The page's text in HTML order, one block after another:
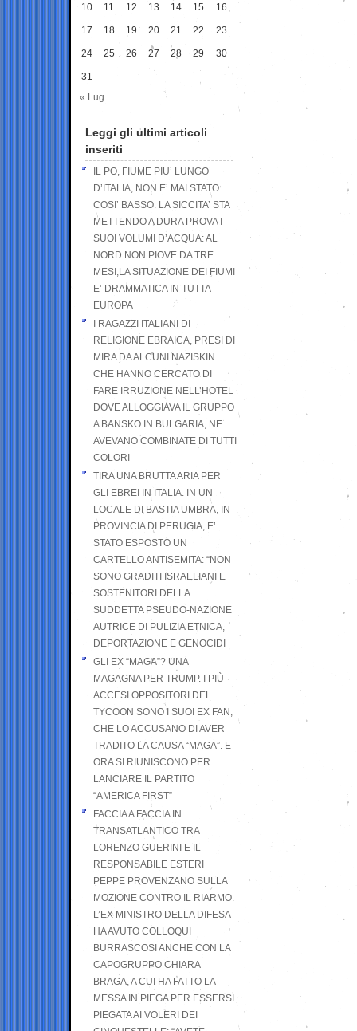
10 11 12 13 14 15 16
17 18 19 20 21 22 23
24 25 26 27 28 29 30
31
« Lug
Leggi gli ultimi articoli
inseriti
IL PO, FIUME PIU’ LUNGO
D’ITALIA, NON E’ MAI STATO
COSI’ BASSO. LA SICCITA’ STA
METTENDO A DURA PROVA I
SUOI VOLUMI D’ACQUA: AL
NORD NON PIOVE DA TRE
MESI,LA SITUAZIONE DEI FIUMI
E’ DRAMMATICA IN TUTTA
EUROPA
I RAGAZZI ITALIANI DI
RELIGIONE EBRAICA, PRESI DI
MIRA DA ALCUNI NAZISKIN
CHE HANNO CERCATO DI
FARE IRRUZIONE NELL’HOTEL
DOVE ALLOGGIAVA IL GRUPPO
A BANSKO IN BULGARIA, NE
AVEVANO COMBINATE DI TUTTI
COLORI
TIRA UNA BRUTTA ARIA PER
GLI EBREI IN ITALIA. IN UN
LOCALE DI BASTIA UMBRA, IN
PROVINCIA DI PERUGIA, E’
STATO ESPOSTO UN
CARTELLO ANTISEMITA: “NON
SONO GRADITI ISRAELIANI E
SOSTENITORI DELLA
SUDDETTA PSEUDO-NAZIONE
AUTRICE DI PULIZIA ETNICA,
DEPORTAZIONE E GENOCIDI
GLI EX “MAGA”? UNA
MAGAGNA PER TRUMP. I PIÙ
ACCESI OPPOSITORI DEL
TYCOON SONO I SUOI EX FAN,
CHE LO ACCUSANO DI AVER
TRADITO LA CAUSA “MAGA”. E
ORA SI RIUNISCONO PER
LANCIARE IL PARTITO
“AMERICA FIRST”
FACCIA A FACCIA IN
TRANSATLANTICO TRA
LORENZO GUERINI E IL
RESPONSABILE ESTERI
PEPPE PROVENZANO SULLA
MOZIONE CONTRO IL RIARMO.
L’EX MINISTRO DELLA DIFESA
HA AVUTO COLLOQUI
BURRASCOSI ANCHE CON LA
CAPOGRUPPO CHIARA
BRAGA, A CUI HA FATTO LA
MESSA IN PIEGA PER ESSERSI
PIEGATA AI VOLERI DEI